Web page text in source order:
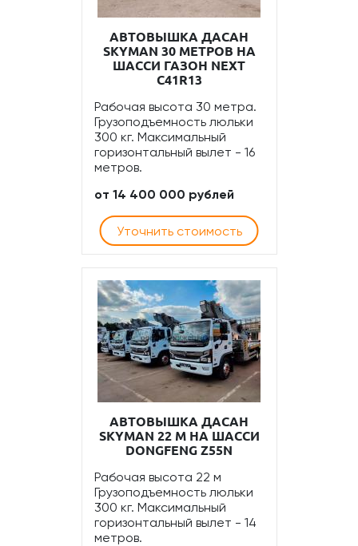
АВТОВЫШКА ДАСАН
SKYMAN 30 МЕТРОВ НА
ШАССИ ГАЗОН NEXT
C41R13
Рабочая высота 30 метра.
Грузоподъемность люльки
300 кг. Максимальный
горизонтальный вылет - 16
метров.
от 14 400 000 рублей
Уточнить стоимость
АВТОВЫШКА ДАСАН
SKYMAN 22 М НА ШАССИ
DONGFENG Z55N
Рабочая высота 22 м
Грузоподъемность люльки
300 кг. Максимальный
горизонтальный вылет - 14
метров.